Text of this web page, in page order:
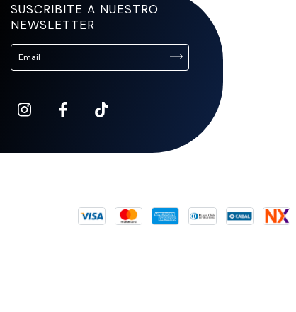
SUSCRIBITE A NUESTRO
NEWSLETTER